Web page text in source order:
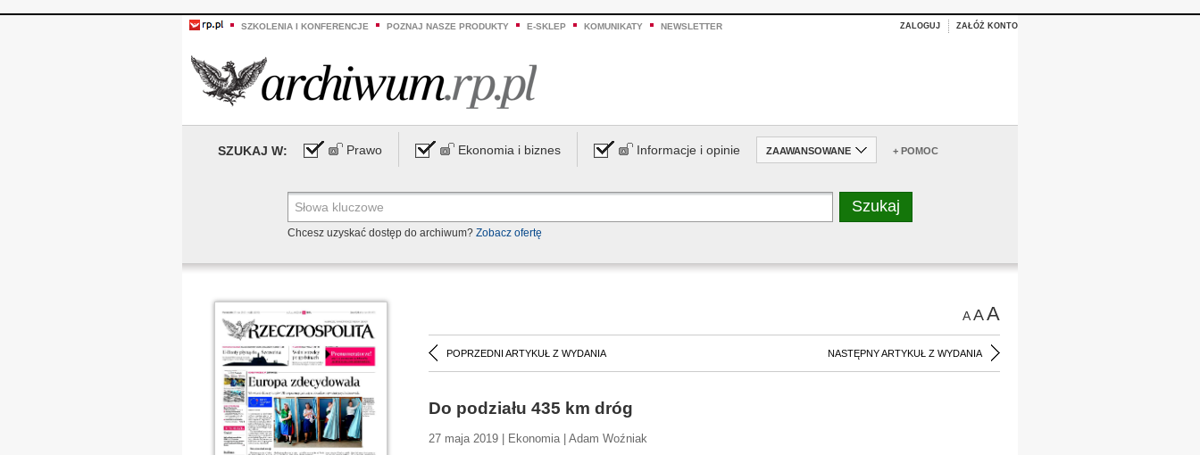
SZKOLENIA I KONFERENCJE POZNAJ NASZE PRODUKTY E-SKLEP KOMUNIKATY NEWSLETTER ZALOGUJ ZAŁÓŻ KONTO
SZUKAJ W: Prawo Ekonomia i biznes Informacje i opinie ZAAWANSOWANE + POMOC
Chcesz uzyskać dostęp do archiwum? Zobacz ofertę
AAA
POPRZEDNI ARTYKUŁ Z WYDANIA NASTĘPNY ARTYKUŁ Z WYDANIA
Do podziału 435 km dróg
27 maja 2019 | Ekonomia | Adam Woźniak